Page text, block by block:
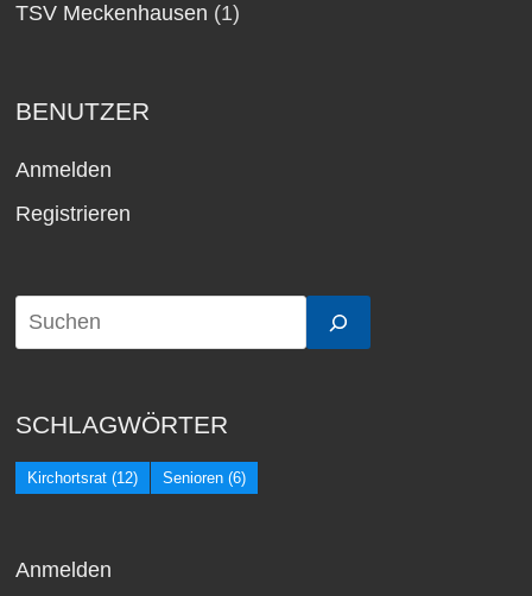
TSV Meckenhausen (1)
BENUTZER
Anmelden
Registrieren
SCHLAGWÖRTER
Kirchortsrat (12) Senioren (6)
Anmelden